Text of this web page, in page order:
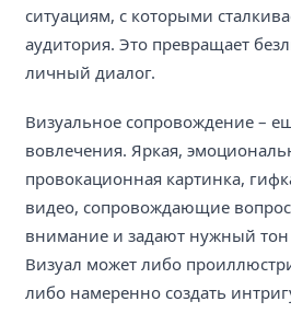
ситуациям, с которыми
аудитория. Это превращает
личный диалог.
Визуальное сопровождение –
вовлечения. Яркая,
провокационная картинка,
видео, сопровождающие
внимание и задают нужный тон
Визуал может либо
либо намеренно создать